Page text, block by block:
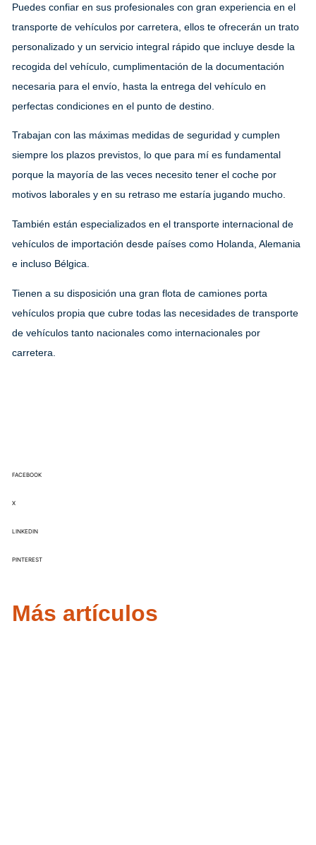
Puedes confiar en sus profesionales con gran experiencia en el
transporte de vehículos por carretera, ellos te ofrecerán un trato
personalizado y un servicio integral rápido que incluye desde la
recogida del vehículo, cumplimentación de la documentación
necesaria para el envío, hasta la entrega del vehículo en
perfectas condiciones en el punto de destino.
Trabajan con las máximas medidas de seguridad y cumplen
siempre los plazos previstos, lo que para mí es fundamental
porque la mayoría de las veces necesito tener el coche por
motivos laborales y en su retraso me estaría jugando mucho.
También están especializados en el transporte internacional de
vehículos de importación desde países como Holanda, Alemania
e incluso Bélgica.
Tienen a su disposición una gran flota de camiones porta
vehículos propia que cubre todas las necesidades de transporte
de vehículos tanto nacionales como internacionales por
carretera.
FACEBOOK
X
LINKEDIN
PINTEREST
Más artículos